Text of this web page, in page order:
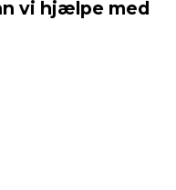
vi hjælpe med